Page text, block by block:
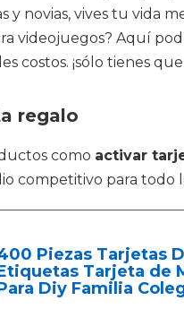
novias, vives tu vida
videojuegos? Aquí
costos. ¡sólo tienes
regalo
como activar
competitivo para todo
Piezas Tarjetas
Tarjeta de
Diy Familia